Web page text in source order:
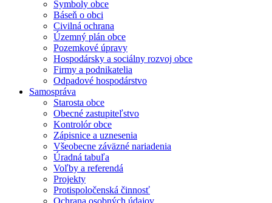
Symboly obce
Báseň o obci
Civilná ochrana
Územný plán obce
Pozemkové úpravy
Hospodársky a sociálny rozvoj obce
Firmy a podnikatelia
Odpadové hospodárstvo
Samospráva
Starosta obce
Obecné zastupiteľstvo
Kontrolór obce
Zápisnice a uznesenia
Všeobecne záväzné nariadenia
Úradná tabuľa
Voľby a referendá
Projekty
Protispoločenská činnosť
Ochrana osobných údajov